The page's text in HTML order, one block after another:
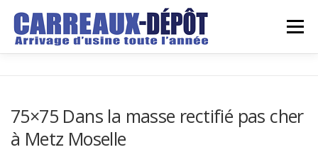
contenu
Menu
ARRIVAGES DEVIS
75×75 Dans la masse rectifié pas cher
à Metz Moselle